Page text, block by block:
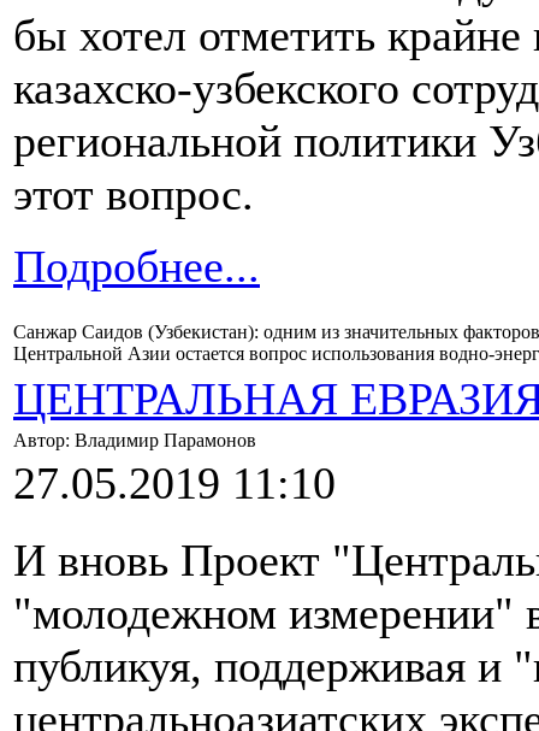
бы хотел отметить
казахско-узбекского
региональной политики
этот вопрос.
Подробнее...
Санжар Саидов (Узбекистан): одним из значительных
Центральной Азии остается вопрос использования водно-
ЦЕНТРАЛЬНАЯ
Автор: Владимир Парамонов
27.05.2019 11:10
И вновь Проект
"молодежном измерении"
публикуя, поддерживая и
центральноазиатских